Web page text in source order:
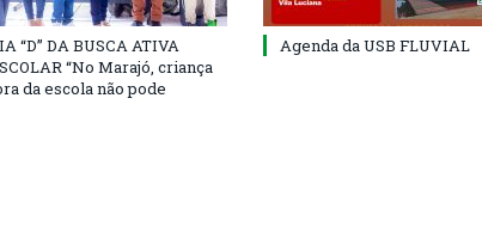
“D” DA BUSCA ATIVA
“No Marajó, criança
da escola não pode
Agenda da USB FLUVIAL